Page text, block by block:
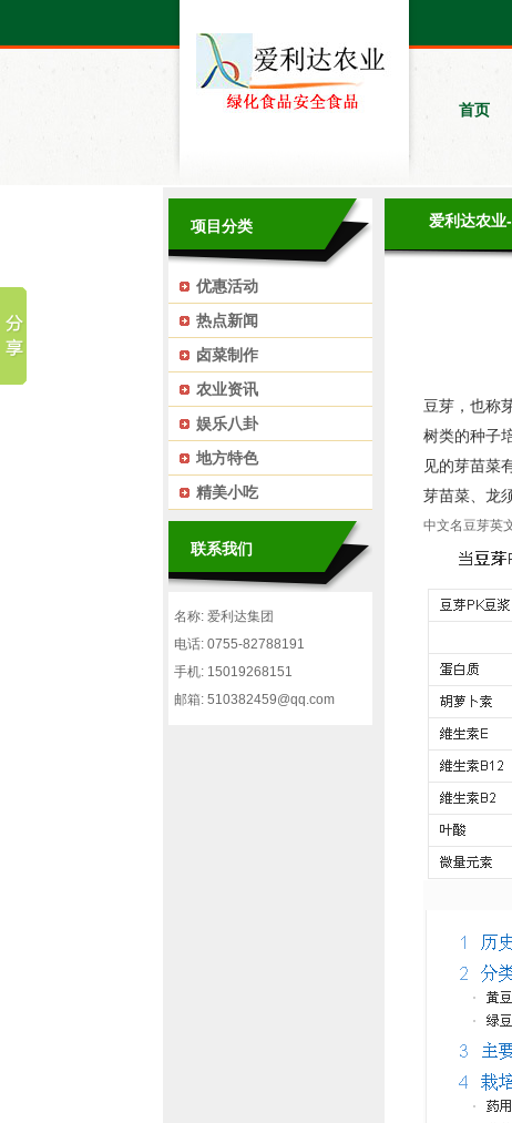
首页
项目分类
优惠活动
热点新闻
卤菜制作
农业资讯
娱乐八卦
地方特色
精美小吃
联系我们
名称: 爱利达集团
电话: 0755-82788191
手机: 15019268151
邮箱: 510382459@qq.com
爱利达农业
豆芽，也称
树类的种子
见的芽苗菜
芽苗菜、龙
中文名豆芽英